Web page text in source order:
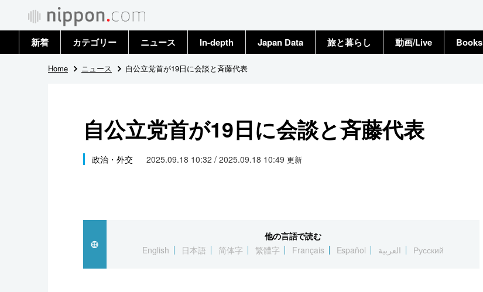
新着 カテゴリー
政治・外交
国際
科学・技術
暮らし
ニュース
トップ
In-depth Japan Data 旅と暮らし 動画/Live Books
Home ニュース 自公立党首が19日に会談と斉藤代表
自公立党首が19日に会談と斉藤代表
政治・外交 2025.09.18 10:32 / 2025.09.18 10:49 更新
他の言語で読む
English
日本語 简体字 繁體字 Français Español العربية Русский